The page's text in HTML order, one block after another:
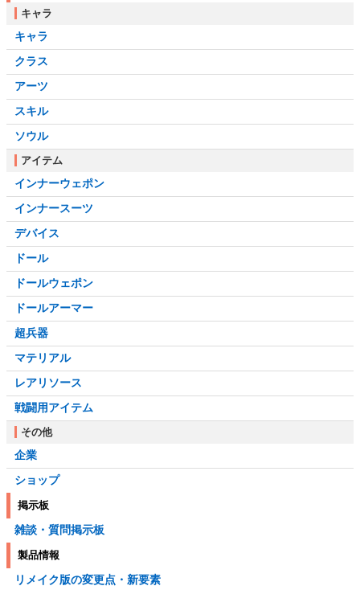
キャラ
キャラ
クラス
アーツ
スキル
ソウル
アイテム
インナーウェポン
インナースーツ
デバイス
ドール
ドールウェポン
ドールアーマー
超兵器
マテリアル
レアリソース
戦闘用アイテム
その他
企業
ショップ
掲示板
雑談・質問掲示板
製品情報
リメイク版の変更点・新要素